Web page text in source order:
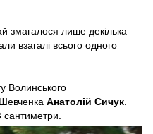
змагалося лише декілька
взагалі всього одного
Волинського
Анатолій Сичук,